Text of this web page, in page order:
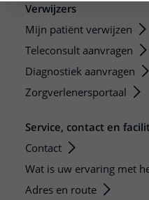
Verwijzers
Mijn patiënt verwijzen
Teleconsult aanvragen
Diagnostiek aanvragen
Zorgverlenersportaal
Service, contact en
Contact
Wat is uw ervaring met
Adres en route